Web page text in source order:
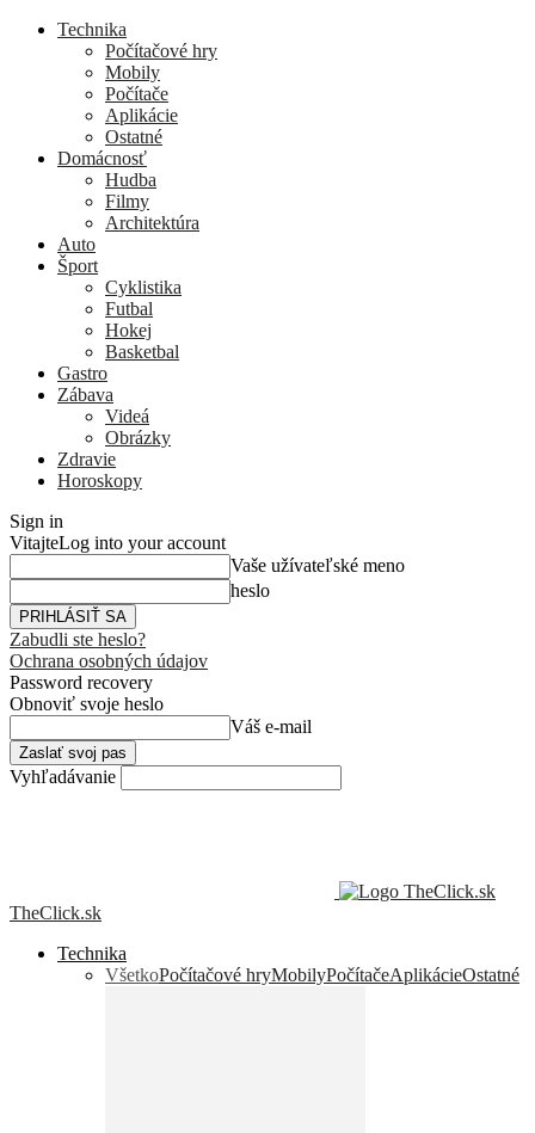
Technika
Počítačové hry
Mobily
Počítače
Aplikácie
Ostatné
Domácnosť
Hudba
Filmy
Architektúra
Auto
Šport
Cyklistika
Futbal
Hokej
Basketbal
Gastro
Zábava
Videá
Obrázky
Zdravie
Horoskopy
Sign in
VitajteLog into your account
Vaše užívateľské meno
heslo
Zabudli ste heslo?
Ochrana osobných údajov
Password recovery
Obnoviť svoje heslo
Váš e-mail
Vyhľadávanie
TheClick.sk
Technika
VšetkoPočítačové hryMobilyPočítačeAplikácieOstatné